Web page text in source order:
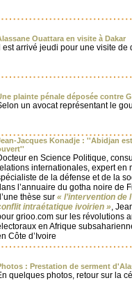
Ouattara en visite à Dakar
Il est arrivé jeudi pour une visite de
plainte pénale déposée contre
un avocat représentant le
Jacques Konadje : ''Abidjan
en Science Politique,
internationales, expert en
de la défense et de la
l’annuaire du gotha noire de
thèse sur « l’intervention de
intraétatique ivoirien »,
grioo.com sur les révolutions
en Afrique
Côte d’Ivoire
: Prestation de serment
quelques photos, retour sur la